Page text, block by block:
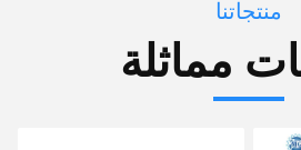
منتجاتنا
مماثلة